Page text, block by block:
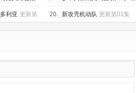
02集 新第02集
利亚 更新第 20. 新攻壳机动队 更新第01集